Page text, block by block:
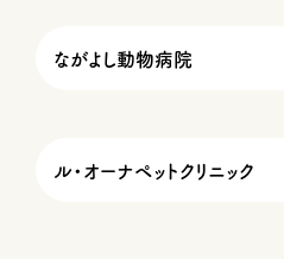
ながよし動物病院
ル・オーナペットクリニック